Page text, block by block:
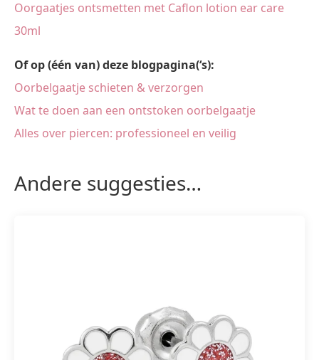
Oorgaatjes ontsmetten met Caflon lotion ear care
30ml
Of op (één van) deze blogpagina(‘s):
Oorbelgaatje schieten & verzorgen
Wat te doen aan een ontstoken oorbelgaatje
Alles over piercen: professioneel en veilig
Andere suggesties…